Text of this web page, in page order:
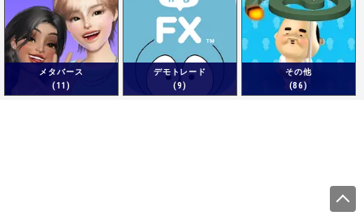
メタバース
(11)
デモトレード
(9)
その他
(86)